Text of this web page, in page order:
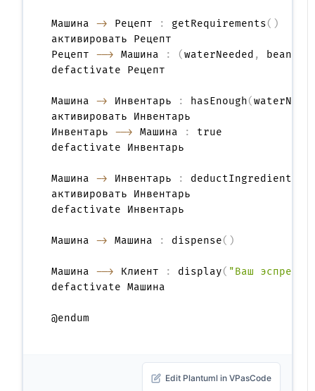
Машина -> Рецепт : getRequirements( )
активировать Рецепт
Рецепт --> Машина : (waterNeeded ,
defactivate Рецепт
Машина -> Инвентарь : hasEnough(
активировать Инвентарь
Инвентарь --> Машина :
true
defactivate Инвентарь
Машина -> Инвентарь : deductIngredients
активировать Инвентарь
defactivate Инвентарь
Машина -> Машина : dispense( )
Машина --> Клиент : display( "Ваш
defactivate Машина
Edit Plantuml in VPasCode